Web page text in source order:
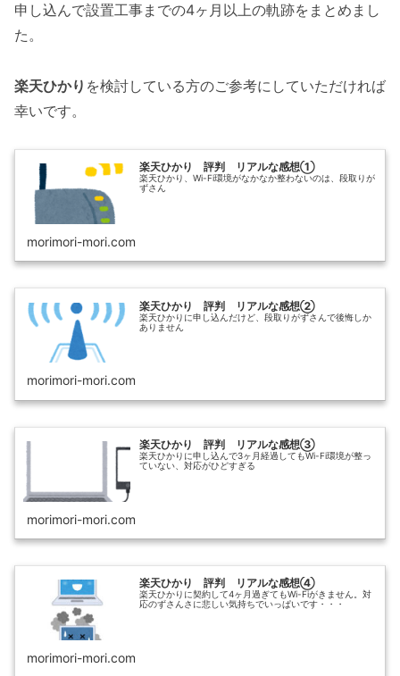
申し込んで設置工事までの4ヶ月以上の軌跡をまとめまし
た。
楽天ひかり を検討している方のご参考にしていただければ
幸いです。
楽天ひかり 評判 リアルな感想①
楽天ひかり、Wi-Fi環境がなかなか整わないのは、段取りが
ずさん
morimori-mori.com
楽天ひかり 評判 リアルな感想②
楽天ひかりに申し込んだけど、段取りがずさんで後悔しか
ありません
morimori-mori.com
楽天ひかり 評判 リアルな感想③
楽天ひかりに申し込んで3ヶ月経過してもWi-Fi環境が整っ
ていない、対応がひどすぎる
morimori-mori.com
楽天ひかり 評判 リアルな感想④
楽天ひかりに契約して4ヶ月過ぎてもWi-Fiがきません。対
応のずさんさに悲しい気持ちでいっぱいです・・・
morimori-mori.com